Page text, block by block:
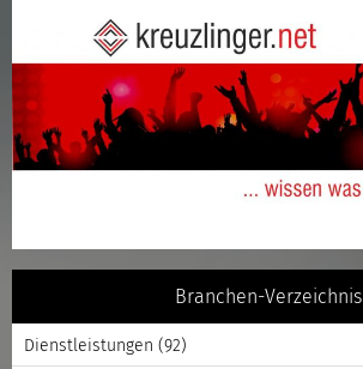
Branchen-Verzeichnis
Dienstleistungen (92)